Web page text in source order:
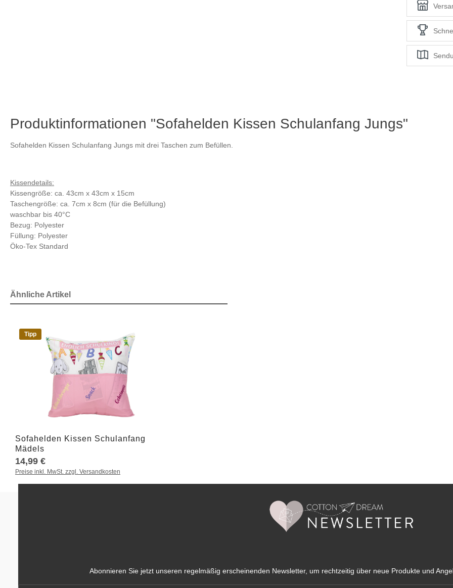
Produktinformationen "Sofahelden Kissen Schulanfang Jungs"
Sofahelden Kissen Schulanfang Jungs mit drei Taschen zum Befüllen.
Kissendetails:
Kissengröße: ca. 43cm x 43cm x 15cm
Taschengröße: ca. 7cm x 8cm (für die Befüllung)
waschbar bis 40°C
Bezug: Polyester
Füllung: Polyester
Öko-Tex Standard
Ähnliche Artikel
Tipp
Produkt Anzahl: Gib den gewünschten Wert ein oder benutze die Schaltflächen
Sofahelden Kissen Schulanfang
Mädels
14,99 €
Preise inkl. MwSt. zzgl. Versandkosten
Abonnieren Sie jetzt unseren regelmäßig erscheinenden Newsletter, um rechtzeitig über neue Produkte und